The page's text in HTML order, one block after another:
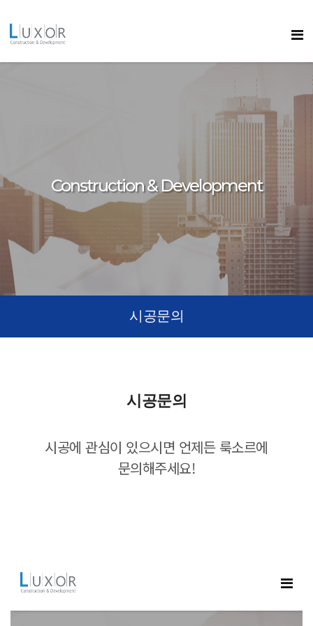
바로가기
Construction & Development
시공문의
시공문의
시공에 관심이 있으시면 언제든 룩소르에
문의해주세요!